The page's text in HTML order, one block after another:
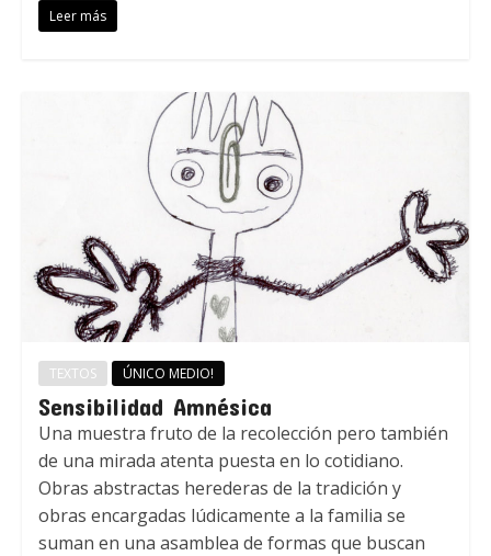
Leer más
TEXTOS ÚNICO MEDIO!
Sensibilidad Amnésica
Una muestra fruto de la recolección pero también
de una mirada atenta puesta en lo cotidiano.
Obras abstractas herederas de la tradición y
obras encargadas lúdicamente a la familia se
suman en una asamblea de formas que buscan